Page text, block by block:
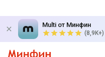
Multi от Минфин
(8,9K+)